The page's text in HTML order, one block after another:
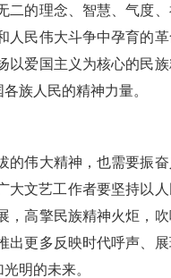
的理念、智慧、气度、
人民伟大斗争中孕育的
以爱国主义为核心的民
族人民的精神力量。
伟大精神，也需要振奋
大文艺工作者要坚持以人
，高擎民族精神火炬，
出更多反映时代呼声、
明的未来。